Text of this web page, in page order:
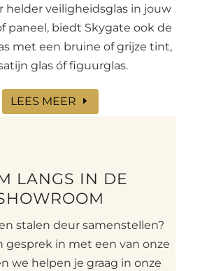
helder veiligheidsglas in jouw
paneel, biedt Skygate ook de
met een bruine of grijze tint,
glas óf figuurglas.
LEES MEER
LANGS IN DE
stalen deur samenstellen?
gesprek in met een van onze
we helpen je graag in onze